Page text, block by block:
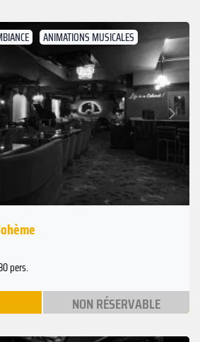
ANIMATIONS MUSICALES
Suivant
pers.
NON RÉSERVABLE